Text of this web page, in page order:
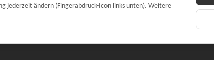
jederzeit ändern (Fingerabdruck-Icon links unten). Weitere